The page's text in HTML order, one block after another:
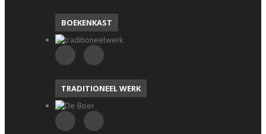
BOEKENKAST
TRADITIONEEL WERK